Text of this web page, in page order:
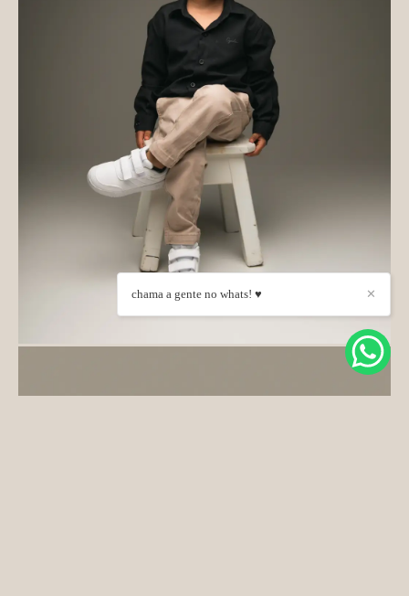
✕
chama a gente no whats! ♥